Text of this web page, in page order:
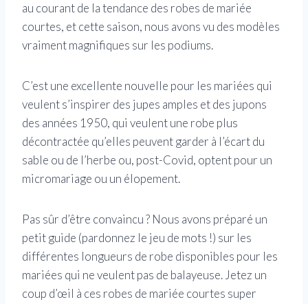
au courant de la tendance des robes de mariée
courtes, et cette saison, nous avons vu des modèles
vraiment magnifiques sur les podiums.
C’est une excellente nouvelle pour les mariées qui
veulent s’inspirer des jupes amples et des jupons
des années 1950, qui veulent une robe plus
décontractée qu’elles peuvent garder à l’écart du
sable ou de l’herbe ou, post-Covid, optent pour un
micromariage ou un élopement.
Pas sûr d’être convaincu ? Nous avons préparé un
petit guide (pardonnez le jeu de mots !) sur les
différentes longueurs de robe disponibles pour les
mariées qui ne veulent pas de balayeuse. Jetez un
coup d’œil à ces robes de mariée courtes super